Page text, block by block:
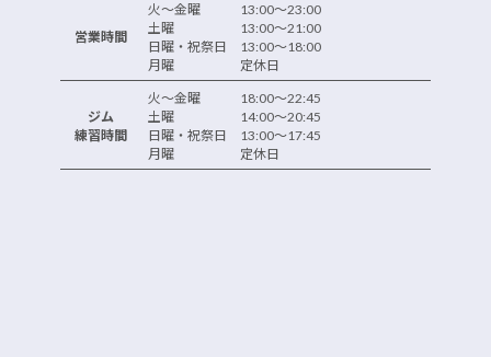
営業時間
火～金曜 13:00～23:00
土曜 13:00～21:00
日曜・祝祭日 13:00～18:00
月曜 定休日
ジム
練習時間
火～金曜 18:00～22:45
土曜 14:00～20:45
日曜・祝祭日 13:00～17:45
月曜 定休日